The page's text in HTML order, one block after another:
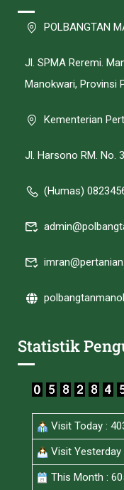
POLBANGTAN
Jl. SPMA Reremi.
Manokwari, Provinsi
Kementerian
Jl. Harsono RM. No.
(Humas)
Statistik
Visit Today :
Visit Yesterday
This Month :